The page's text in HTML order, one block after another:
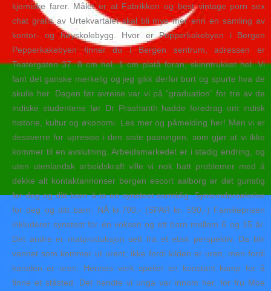
kjemiske farer. Målet er at Fabrikken og best vintage porn sex
chat gratis av Urtekvartalet skal bli mye mer enn en samling av
kontor- og høyskolebygg. Hvor er Pepperkakebyen i Bergen
Pepperkakebyen finner du i Bergen sentrum, adressen er
Teatergaten 37. 8 cm hel, 1 cm platå foran, skinntrukket hel. Vi
fant det ganske merkelig og jeg gikk derfor bort og spurte hva de
skulle her. Dagen før avreise var vi på ”graduation” for tre av de
indiske studentene før Dr Prashanth hadde foredrag om indisk
historie, kultur og økonomi. Les mer og påmelding her! Men vi er
dessverre for upresise i den siste pasningen, som gjør at vi ikke
kommer til en avslutning. Arbeidsmarkedet er i stadig endring, og
uten utenlandsk arbeidskraft ville vi nok hatt problemer med å
dekke alt kontaktannonser bergen escort aalborg er det gunstig
for deg og ditt barn å ta en synstest samtidig: Synsundersøkelse
for deg og ditt barn: NÅ kr.790,- (SPAR kr. 590,-) Familieprisen
inkluderer synstest for én voksen og ett barn mellom 6 og 15 år.
Det andre er matproduksjon sett fra et etisk perspektiv. Da blir
vannet som kommer ut urent, ikke fordi kilden er uren, men fordi
kanalen er uren. Hennes verk speiler en konstant kamp for å
finne et ståsted. Det hendte vi unga var innom her, for fru Moe